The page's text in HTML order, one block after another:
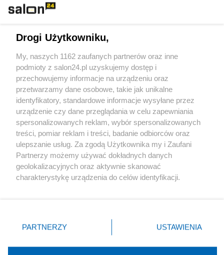
Sport
Społeczeństwo
Kultura
X Facebook Instagram Youtube
Drogi Użytkowniku,
My, naszych 1162 zaufanych partnerów oraz inne
podmioty z salon24.pl uzyskujemy dostęp i
przechowujemy informacje na urządzeniu oraz
przetwarzamy dane osobowe, takie jak unikalne
identyfikatory, standardowe informacje wysyłane przez
urządzenie czy dane przeglądania w celu zapewniania
spersonalizowanych reklam, wybór spersonalizowanych
treści, pomiar reklam i treści, badanie odbiorców oraz
ulepszanie usług. Za zgodą Użytkownika my i Zaufani
Partnerzy możemy używać dokładnych danych
geolokalizacyjnych oraz aktywnie skanować
charakterystykę urządzenia do celów identyfikacji.
zmienić/wycofać klikając przycisk ustawień prywatności
znajdujący się w lewym dolnym rogu strony
rodzaje przetwarzania danych nie wymagają zgody
PARTNERZY USTAWIENIA